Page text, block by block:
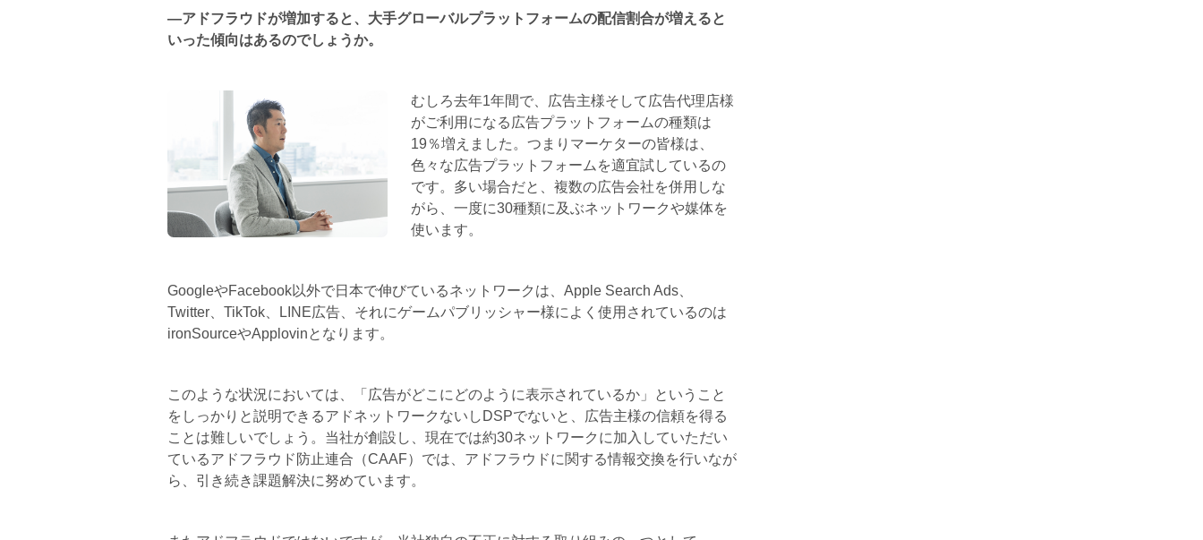
―アドフラウドが増加すると、大手グローバルプラットフォームの配信割合が増えると
いった傾向はあるのでしょうか。
むしろ去年1年間で、広告主様そして広告代理店様
がご利用になる広告プラットフォームの種類は
19％増えました。つまりマーケターの皆様は、
色々な広告プラットフォームを適宜試しているの
です。多い場合だと、複数の広告会社を併用しな
がら、一度に30種類に及ぶネットワークや媒体を
使います。
GoogleやFacebook以外で日本で伸びているネットワークは、Apple Search Ads、
Twitter、TikTok、LINE広告、それにゲームパブリッシャー様によく使用されているのは
ironSourceやApplovinとなります。
このような状況においては、「広告がどこにどのように表示されているか」ということ
をしっかりと説明できるアドネットワークないしDSPでないと、広告主様の信頼を得る
ことは難しいでしょう。当社が創設し、現在では約30ネットワークに加入していただい
ているアドフラウド防止連合（CAAF）では、アドフラウドに関する情報交換を行いなが
ら、引き続き課題解決に努めています。